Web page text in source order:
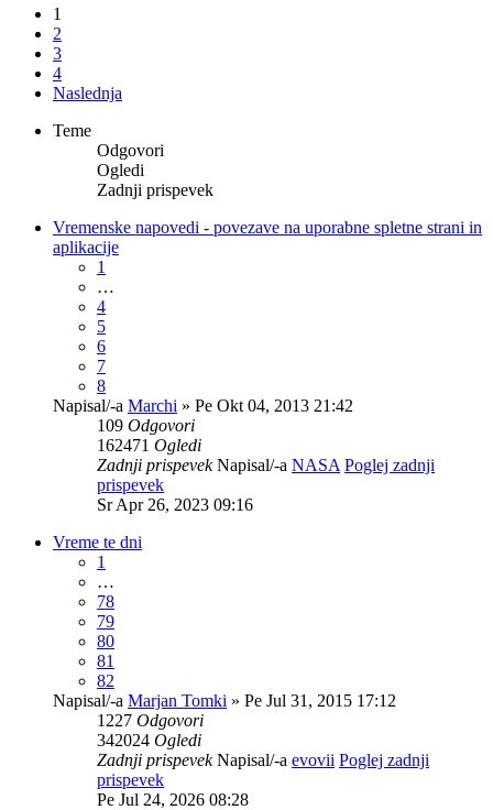
1
2
3
4
Naslednja
Teme
Odgovori
Ogledi
Zadnji prispevek
Vremenske napovedi - povezave na uporabne spletne strani in
aplikacije
1
…
4
5
6
7
8
Napisal/-a Marchi » Pe Okt 04, 2013 21:42
109 Odgovori
162471 Ogledi
Zadnji prispevekNapisal/-a NASA Poglej zadnji
prispevek
Sr Apr 26, 2023 09:16
Vreme te dni
1
…
78
79
80
81
82
Napisal/-a Marjan Tomki » Pe Jul 31, 2015 17:12
1227 Odgovori
342024 Ogledi
Zadnji prispevekNapisal/-a evovii Poglej zadnji
prispevek
Pe Jul 24, 2026 08:28